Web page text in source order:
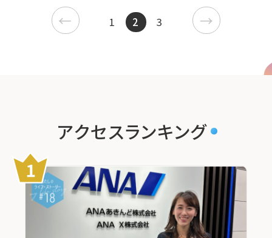
← 1 2 3 →
アクセスランキング